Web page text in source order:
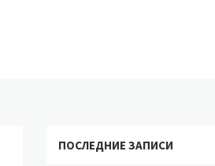
ПОСЛЕДНИЕ ЗАПИСИ